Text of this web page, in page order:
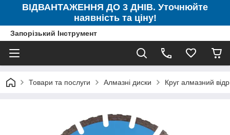
ВІДВАНТАЖЕННЯ ДО 3 ДНІВ. Уточнюйте
наявність та ціну!
Запорізький Інструмент
Товари та послуги Алмазні диски Круг алмазний